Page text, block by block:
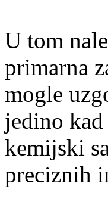
U tom
primarna
mogle
jedino
kemijski
preciznih